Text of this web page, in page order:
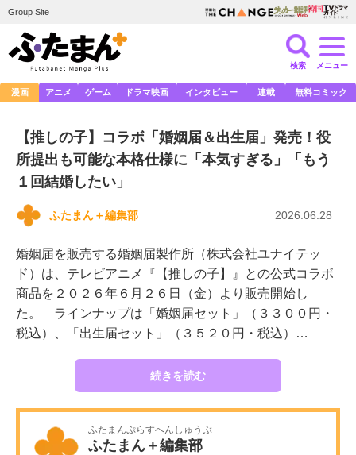
Group Site
検索 メニュー
漫画 アニメ ゲーム ドラマ映画 インタビュー 連載 無料コミック
【推しの子】コラボ「婚姻届＆出生届」発売！役
所提出も可能な本格仕様に「本気すぎる」「もう
１回結婚したい」
ふたまん＋編集部 2026.06.28
婚姻届を販売する婚姻届製作所（株式会社ユナイテッ
ド）は、テレビアニメ『【推しの子】』との公式コラボ
商品を２０２６年６月２６日（金）より販売開始し
た。 ラインナップは「婚姻届セット」（３３００円・
税込）、「出生届セット」（３５２０円・税込）…
続きを読む
ふたまんぷらすへんしゅうぶ
ふたまん＋編集部